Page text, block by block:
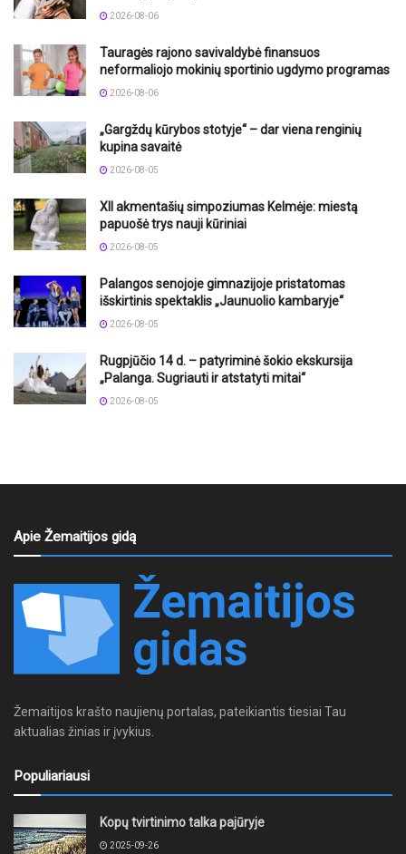
2026-08-06
Tauragės rajono savivaldybė finansuos
neformaliojo mokinių sportinio ugdymo programas
2026-08-06
„Gargždų kūrybos stotyje“ – dar viena renginių
kupina savaitė
2026-08-05
XII akmentašių simpoziumas Kelmėje: miestą
papuošė trys nauji kūriniai
2026-08-05
Palangos senojoje gimnazijoje pristatomas
išskirtinis spektaklis „Jaunuolio kambaryje“
2026-08-05
Rugpjūčio 14 d. – patyriminė šokio ekskursija
„Palanga. Sugriauti ir atstatyti mitai“
2026-08-05
Apie Žemaitijos gidą
Žemaitijos krašto naujienų portalas, pateikiantis tiesiai Tau
aktualias žinias ir įvykius.
Populiariausi
Kopų tvirtinimo talka pajūryje
2025-09-26